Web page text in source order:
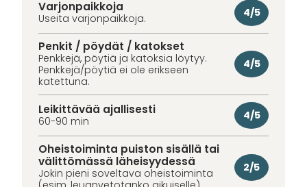
Varjonpaikkoja
Useita varjonpaikkoja. 4/5
Penkit / pöydät / katokset
Penkkejä, pöytiä ja katoksia löytyy.
Penkkejä/pöytiä ei ole erikseen
katettuna.
4/5
Leikittävää ajallisesti
60-90 min 4/5
Oheistoiminta puiston sisällä tai
välittömässä läheisyydessä
Jokin pieni soveltava oheistoiminta
2/5